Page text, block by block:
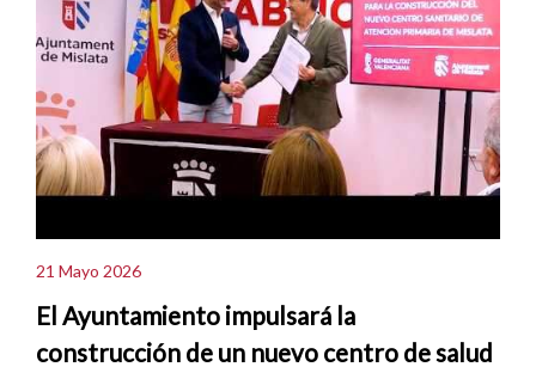
21 Mayo 2026
El Ayuntamiento impulsará la
construcción de un nuevo centro de salud